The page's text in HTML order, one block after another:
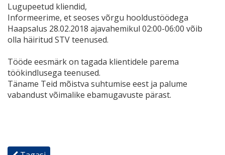
Lugupeetud kliendid,
Informeerime, et seoses võrgu hooldustöödega
Haapsalus 28.02.2018 ajavahemikul 02:00-06:00 võib
olla häiritud STV teenused.
Tööde eesmärk on tagada klientidele parema
töökindlusega teenused.
Täname Teid mõistva suhtumise eest ja palume
vabandust võimalike ebamugavuste pärast.